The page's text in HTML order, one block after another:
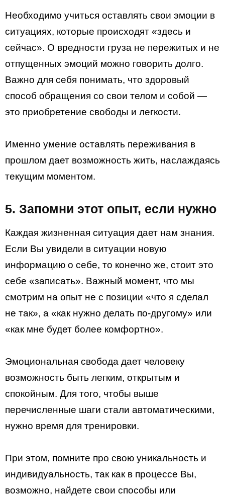
Необходимо учиться оставлять свои эмоции в
ситуациях, которые происходят «здесь и
сейчас». О вредности груза не пережитых и не
отпущенных эмоций можно говорить долго.
Важно для себя понимать, что здоровый
способ обращения со свои телом и собой —
это приобретение свободы и легкости.
Именно умение оставлять переживания в
прошлом дает возможность жить, наслаждаясь
текущим моментом.
5. Запомни этот опыт, если нужно
Каждая жизненная ситуация дает нам знания.
Если Вы увидели в ситуации новую
информацию о себе, то конечно же, стоит это
себе «записать». Важный момент, что мы
смотрим на опыт не с позиции «что я сделал
не так», а «как нужно делать по-другому» или
«как мне будет более комфортно».
Эмоциональная свобода дает человеку
возможность быть легким, открытым и
спокойным. Для того, чтобы выше
перечисленные шаги стали автоматическими,
нужно время для тренировки.
При этом, помните про свою уникальность и
индивидуальность, так как в процессе Вы,
возможно, найдете свои способы или